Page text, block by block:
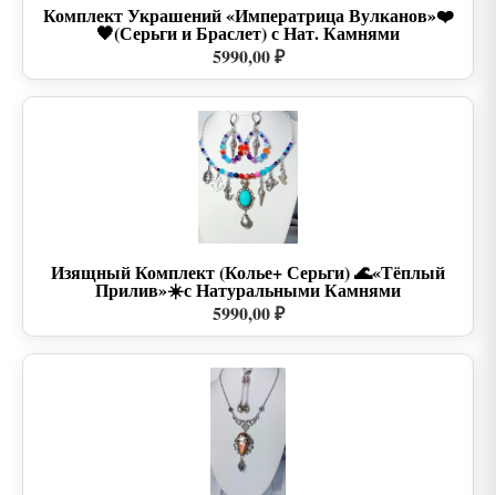
Комплект Украшений «Императрица Вулканов»❤️
🖤(Серьги и Браслет) с Нат. Камнями
5990,00 ₽
Изящный Комплект (Колье+ Серьги) 🌊«Тёплый
Прилив»☀️с Натуральными Камнями
5990,00 ₽